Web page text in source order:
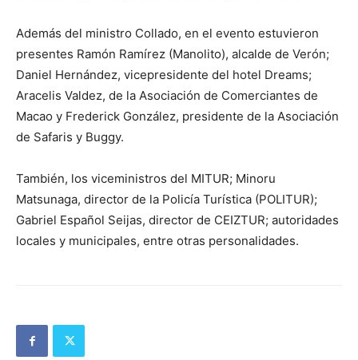
Además del ministro Collado, en el evento estuvieron
presentes Ramón Ramírez (Manolito), alcalde de Verón;
Daniel Hernández, vicepresidente del hotel Dreams;
Aracelis Valdez, de la Asociación de Comerciantes de
Macao y Frederick González, presidente de la Asociación
de Safaris y Buggy.
También, los viceministros del MITUR; Minoru
Matsunaga, director de la Policía Turística (POLITUR);
Gabriel Español Seijas, director de CEIZTUR; autoridades
locales y municipales, entre otras personalidades.